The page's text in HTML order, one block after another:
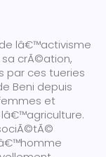
lâ€™activisme
sa crÃ©ation,
par ces tueries
Beni depuis
et